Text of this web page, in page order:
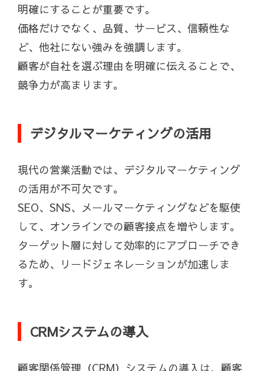
明確にすることが重要です。
価格だけでなく、品質、サービス、信頼性な
ど、他社にない強みを強調します。
顧客が自社を選ぶ理由を明確に伝えることで、
競争力が高まります。
デジタルマーケティングの活用
現代の営業活動では、デジタルマーケティング
の活用が不可欠です。
SEO、SNS、メールマーケティングなどを駆使
して、オンラインでの顧客接点を増やします。
ターゲット層に対して効率的にアプローチでき
るため、リードジェネレーションが加速しま
す。
CRMシステムの導入
顧客関係管理（CRM）システムの導入は、顧客